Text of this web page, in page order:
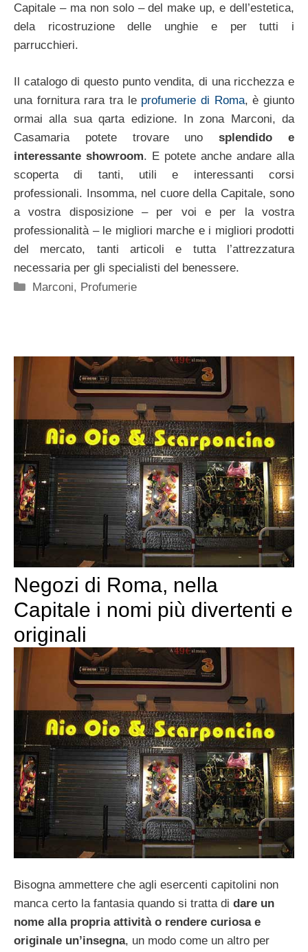
Capitale – ma non solo – del make up, e dell’estetica,
dela ricostruzione delle unghie e per tutti i
parrucchieri.
Il catalogo di questo punto vendita, di una ricchezza e
una fornitura rara tra le profumerie di Roma, è giunto
ormai alla sua qarta edizione. In zona Marconi, da
Casamaria potete trovare unosplendido e
interessante showroom. E potete anche andare alla
scoperta di tanti, utili e interessanti corsi
professionali. Insomma, nel cuore della Capitale, sono
a vostra disposizione – per voi e per la vostra
professionalità – le migliori marche e i migliori prodotti
del mercato, tanti articoli e tutta l’attrezzatura
necessaria per gli specialisti del benessere.
Categorie
Marconi, Profumerie
Negozi di Roma, nella
Capitale i nomi più divertenti e
originali
Bisogna ammettere che agli esercenti capitolini non
manca certo la fantasia quando si tratta di dare un
nome alla propria attività o rendere curiosa e
originale un’insegna, un modo come un altro per